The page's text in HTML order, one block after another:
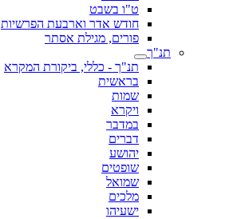
ט"ו בשבט
חודש אדר וארבעת הפרשיות
פורים, מגילת אסתר
תנ"ך
תנ"ך - כללי, ביקורת המקרא
בראשית
שמות
ויקרא
במדבר
דברים
יהושע
שופטים
שמואל
מלכים
ישעיהו